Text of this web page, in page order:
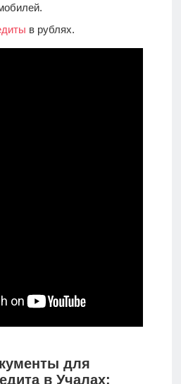
в рублях.
для
в Учалах: